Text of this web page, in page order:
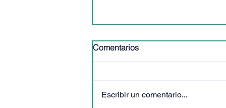
Comentarios
Escribir un comentario...